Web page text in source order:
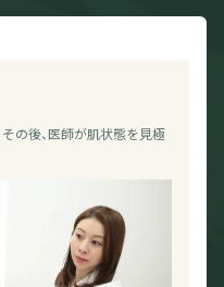
の後、医師が肌状態を見極